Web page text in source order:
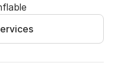
golf de griamud